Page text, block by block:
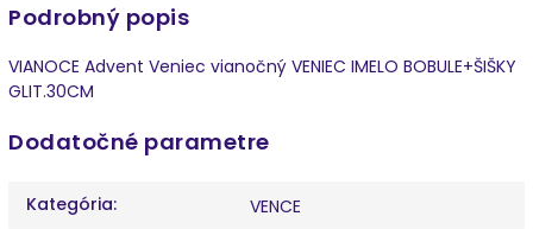
Podrobný popis
VIANOCE Advent Veniec vianočný VENIEC IMELO BOBULE+ŠIŠKY
GLIT.30CM
Dodatočné parametre
Kategória:
VENCE